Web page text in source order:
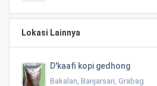
Lokasi Lainnya
D'kaafi kopi gedhong
Bakalan, Banjarsari, Grabag